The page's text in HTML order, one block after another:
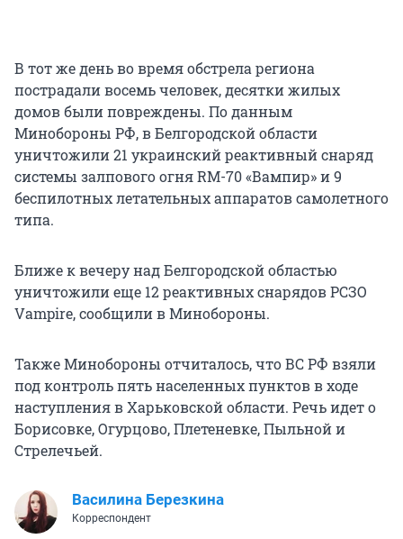
В тот же день во время обстрела региона
пострадали восемь человек, десятки жилых
домов были повреждены. По данным
Минобороны РФ, в Белгородской области
уничтожили 21 украинский реактивный снаряд
системы залпового огня RM-70 «Вампир» и 9
беспилотных летательных аппаратов самолетного
типа.
Ближе к вечеру над Белгородской областью
уничтожили еще 12 реактивных снарядов РСЗО
Vampire, сообщили в Минобороны.
Также Минобороны отчиталось, что ВС РФ взяли
под контроль пять населенных пунктов в ходе
наступления в Харьковской области. Речь идет о
Борисовке, Огурцово, Плетеневке, Пыльной и
Стрелечьей.
Василина Березкина
Корреспондент